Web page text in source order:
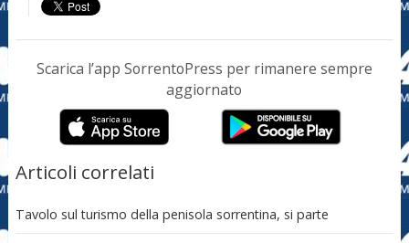
Scarica l’app SorrentoPress per rimanere sempre
aggiornato
Articoli correlati
Tavolo sul turismo della penisola sorrentina, si parte